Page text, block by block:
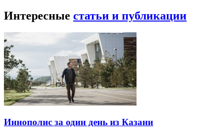
Интересные статьи и публикации
Иннополис за один день из Казани